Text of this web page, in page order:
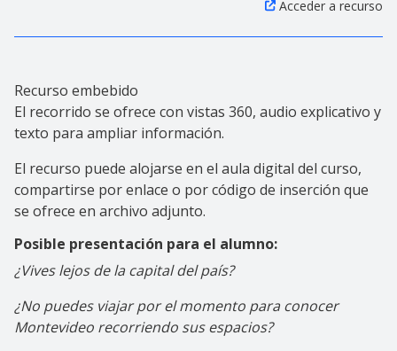
Acceder a recurso
Recurso embebido
El recorrido se ofrece con vistas 360, audio explicativo y
texto para ampliar información.
El recurso puede alojarse en el aula digital del curso,
compartirse por enlace o por código de inserción que
se ofrece en archivo adjunto.
Posible presentación para el alumno:
¿Vives lejos de la capital del país?
¿No puedes viajar por el momento para conocer
Montevideo recorriendo sus espacios?